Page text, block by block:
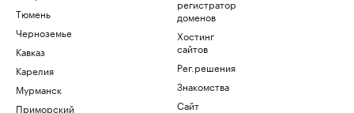
Тюмень
Черноземье
Кавказ
Карелия
Мурманск
Приморский
регистратор
доменов
Хостинг
сайтов
Рег.решения
Знакомства
Сайт